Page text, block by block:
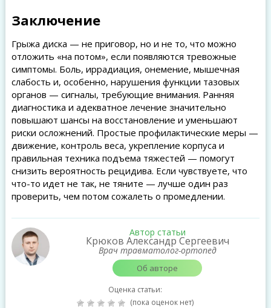
Заключение
Грыжа диска — не приговор, но и не то, что можно
отложить «на потом», если появляются тревожные
симптомы. Боль, иррадиация, онемение, мышечная
слабость и, особенно, нарушения функции тазовых
органов — сигналы, требующие внимания. Ранняя
диагностика и адекватное лечение значительно
повышают шансы на восстановление и уменьшают
риски осложнений. Простые профилактические меры —
движение, контроль веса, укрепление корпуса и
правильная техника подъема тяжестей — помогут
снизить вероятность рецидива. Если чувствуете, что
что-то идет не так, не тяните — лучше один раз
проверить, чем потом сожалеть о промедлении.
Автор статьи
Крюков Александр Сергеевич
Врач травматолог-ортопед
Об авторе
Оценка статьи:
(пока оценок нет)